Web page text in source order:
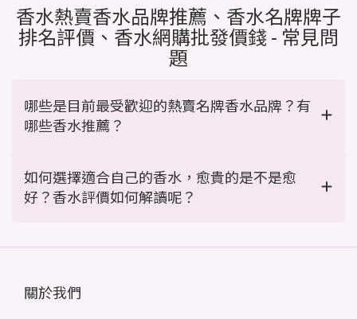
香水熱賣香水品牌推薦、香水名牌牌子
排名評價、香水網購批發價錢 - 常見問
題
哪些是目前最受歡迎的熱賣名牌香水品牌？有
哪些香水推薦？
如何選擇適合自己的香水，愈貴的是不是愈
好？香水評價如何解讀呢？
關於我們